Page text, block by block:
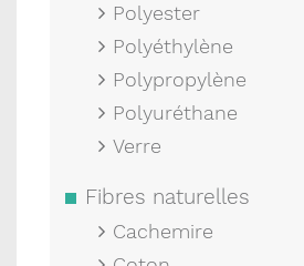
Polyester
Polyéthylène
Polypropylène
Polyuréthane
Verre
Fibres naturelles
Cachemire